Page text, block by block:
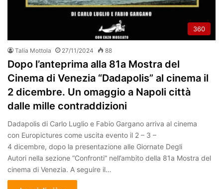
360
Talia Mottola 27/11/2024 88
Dopo l’anteprima alla 81a Mostra del
Cinema di Venezia “Dadapolis” al cinema il
2 dicembre. Un omaggio a Napoli città
dalle mille contraddizioni
Dadapolis di Carlo Luglio e Fabio Gargano arriva al cinema
con Europictures come uscita evento il 2 – 3 –
4 dicembre, dopo la presentazione alle Giornate Degli
Autori nella sezione “Confronti” nell’ambito della 81a Mostra del
cinema di Venezia. A seguire il…